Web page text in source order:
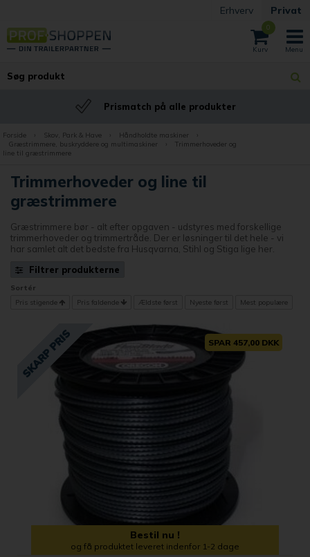
Erhverv Privat
0
BILLIG fragt
Fast billig fragt
Forside Skov, Park & Have Håndholdte maskiner
Græstrimmere, buskryddere og multimaskiner
Trimmerhoveder og
line til græstrimmere
Trimmerhoveder og line til
græstrimmere
Græstrimmere bør - alt efter opgaven - udstyres med forskellige
trimmerhoveder og trimmertråde. Der er løsninger til det hele - vi
har samlet alt det bedste fra Husqvarna, Stihl og Stiga lige her.
Filtrer produkterne
Sortér
Pris stigende
Pris faldende Ældste først Nyeste først Mest populære
SPAR 457,00 DKK
Bestil nu !
og få produktet leveret indenfor 1-2 dage